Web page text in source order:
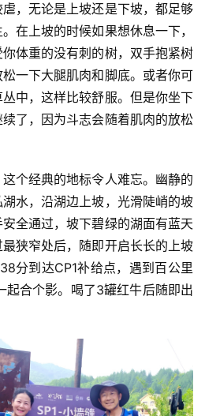
，无论是上坡还是下坡，都足够
在上坡的时候如果想休息一下，
体重的没有刺的树，双手抱紧树
一下大腿肌肉和脚底。或者你可
中，这样比较舒服。但是你坐下
了，因为斗志会随着肌肉的放松
个经典的地标令人难忘。幽静的
水，沿湖边上坡，光滑陡峭的坡
全通过，坡下碧绿的湖面有蓝天
狭窄处后，随即开启长长的上坡
分到达CP1补给点，遇到百公里
起合个影。喝了3罐红牛后随即出